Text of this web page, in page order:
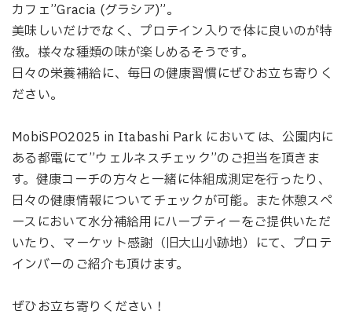
カフェ”Gracia (グラシア)”。
美味しいだけでなく、プロテイン入りで体に良いのが特
徴。様々な種類の味が楽しめるそうです。
日々の栄養補給に、毎日の健康習慣にぜひお立ち寄りく
ださい。
MobiSPO2025 in Itabashi Park においては、公園内に
ある都電にて”ウェルネスチェック”のご担当を頂きま
す。健康コーチの方々と一緒に体組成測定を行ったり、
日々の健康情報についてチェックが可能。また休憩スペ
ースにおいて水分補給用にハーブティーをご提供いただ
いたり、マーケット感謝（旧大山小跡地）にて、プロテ
インバーのご紹介も頂けます。
ぜひお立ち寄りください！